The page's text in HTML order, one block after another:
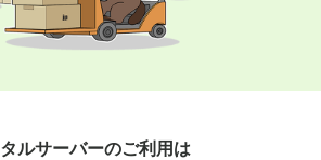
ルサーバーのご利用は